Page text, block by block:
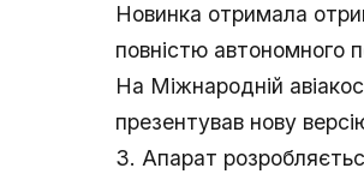
Новинка отримала
повністю автономного
На Міжнародній
презентував нову
3. Апарат